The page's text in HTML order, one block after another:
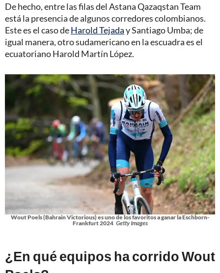
De hecho, entre las filas del Astana Qazaqstan Team
está la presencia de algunos corredores colombianos.
Este es el caso deHarold Tejaday Santiago Umba; de
igual manera, otro sudamericano en la escuadra es el
ecuatoriano Harold Martín López.
Wout Poels (Bahrain Victorious) es uno de los favoritos a ganar la Eschborn-
Frankfurt 2024 Getty Images
¿En qué equipos ha corrido Wout